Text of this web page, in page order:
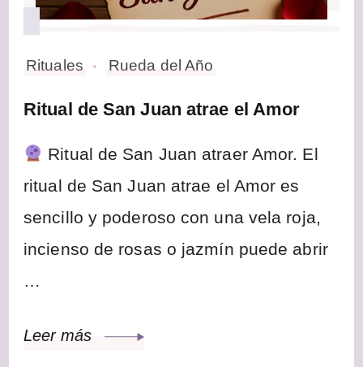
Rituales Rueda del Año
Ritual de San Juan atrae el Amor
Ritual de San Juan atraer Amor. El
ritual de San Juan atrae el Amor es
sencillo y poderoso con una vela roja,
incienso de rosas o jazmín puede abrir
…
Leer más